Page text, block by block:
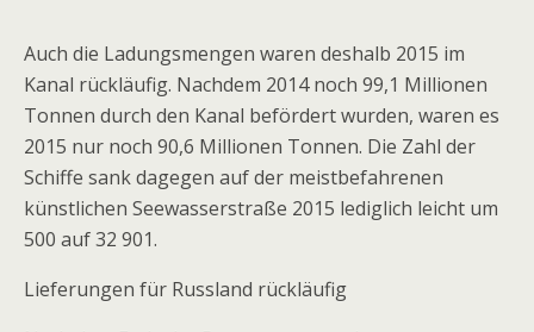
Auch die Ladungsmengen waren deshalb 2015 im
Kanal rückläufig. Nachdem 2014 noch 99,1 Millionen
Tonnen durch den Kanal befördert wurden, waren es
2015 nur noch 90,6 Millionen Tonnen. Die Zahl der
Schiffe sank dagegen auf der meistbefahrenen
künstlichen Seewasserstraße 2015 lediglich leicht um
500 auf 32 901.
Lieferungen für Russland rückläufig